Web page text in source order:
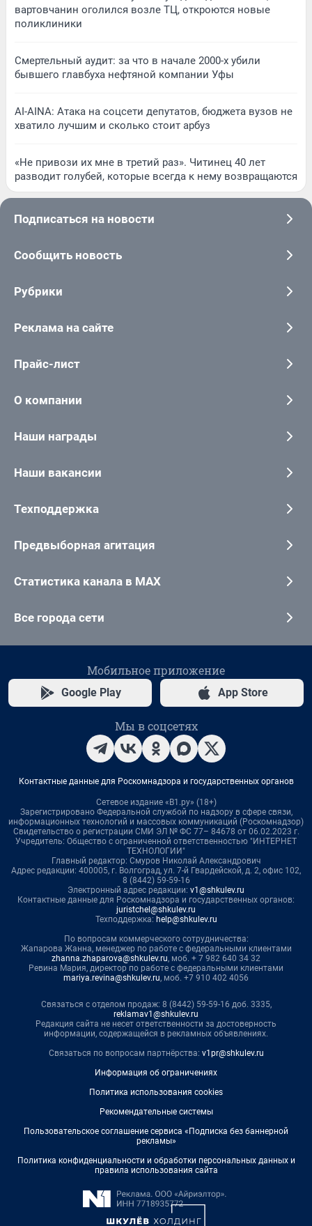
вартовчанин оголился возле ТЦ, откроются новые
поликлиники
Смертельный аудит: за что в начале 2000-х убили
бывшего главбуха нефтяной компании Уфы
AI-AINA: Атака на соцсети депутатов, бюджета вузов не
хватило лучшим и сколько стоит арбуз
«Не привози их мне в третий раз». Читинец 40 лет
разводит голубей, которые всегда к нему возвращаются
Подписаться на новости
Сообщить новость
Рубрики
Реклама на сайте
Прайс-лист
О компании
Наши награды
Наши вакансии
Техподдержка
Предвыборная агитация
Статистика канала в MAX
Все города сети
Мобильное приложение
Google Play App Store
Мы в соцсетях
Контактные данные для Роскомнадзора и государственных органов
Сетевое издание «В1.ру» (18+)
Зарегистрировано Федеральной службой по надзору в сфере связи,
информационных технологий и массовых коммуникаций (Роскомнадзор)
Свидетельство о регистрации СМИ ЭЛ № ФС 77– 84678 от 06.02.2023 г.
Учредитель: Общество с ограниченной ответственностью "ИНТЕРНЕТ
ТЕХНОЛОГИИ"
Главный редактор: Смуров Николай Александрович
Адрес редакции: 400005, г. Волгоград, ул. 7-й Гвардейской, д. 2, офис 102,
8 (8442) 59-59-16
Электронный адрес редакции: v1@shkulev.ru
Контактные данные для Роскомнадзора и государственных органов:
juristchel@shkulev.ru
Техподдержка: help@shkulev.ru
По вопросам коммерческого сотрудничества:
Жапарова Жанна, менеджер по работе с федеральными клиентами
zhanna.zhaparova@shkulev.ru, моб. + 7 982 640 34 32
Ревина Мария, директор по работе с федеральными клиентами
mariya.revina@shkulev.ru, моб. +7 910 402 4056
Связаться с отделом продаж: 8 (8442) 59-59-16 доб. 3335,
reklamav1@shkulev.ru
Редакция сайта не несет ответственности за достоверность
информации, содержащейся в рекламных объявлениях.
Связаться по вопросам партнёрства: v1pr@shkulev.ru
Информация об ограничениях
Политика использования cookies
Рекомендательные системы
Пользовательское соглашение сервиса «Подписка без баннерной
рекламы»
Политика конфиденциальности и обработки персональных данных и
правила использования сайта